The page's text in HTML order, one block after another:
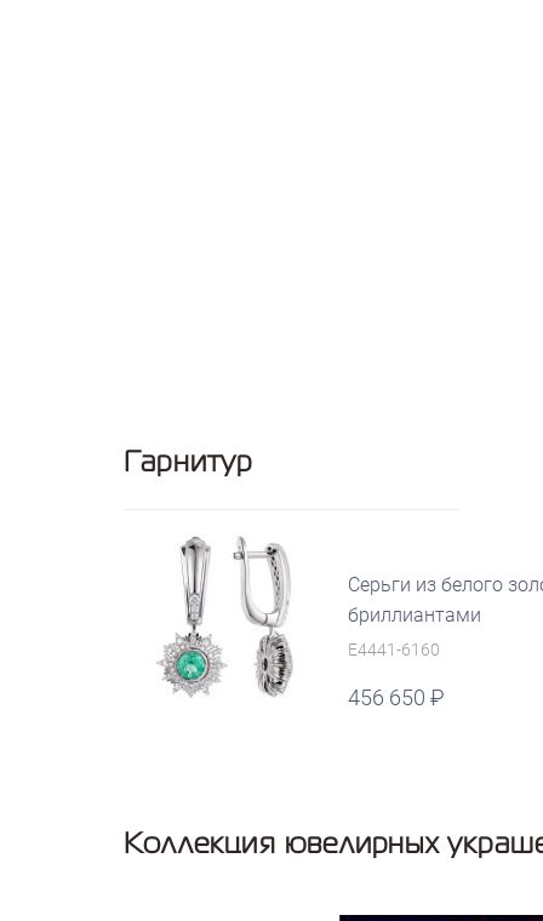
Гарнитур
Серьги из белого
бриллиантами
E4441-6160
456 650руб.
Коллекция ювелирных